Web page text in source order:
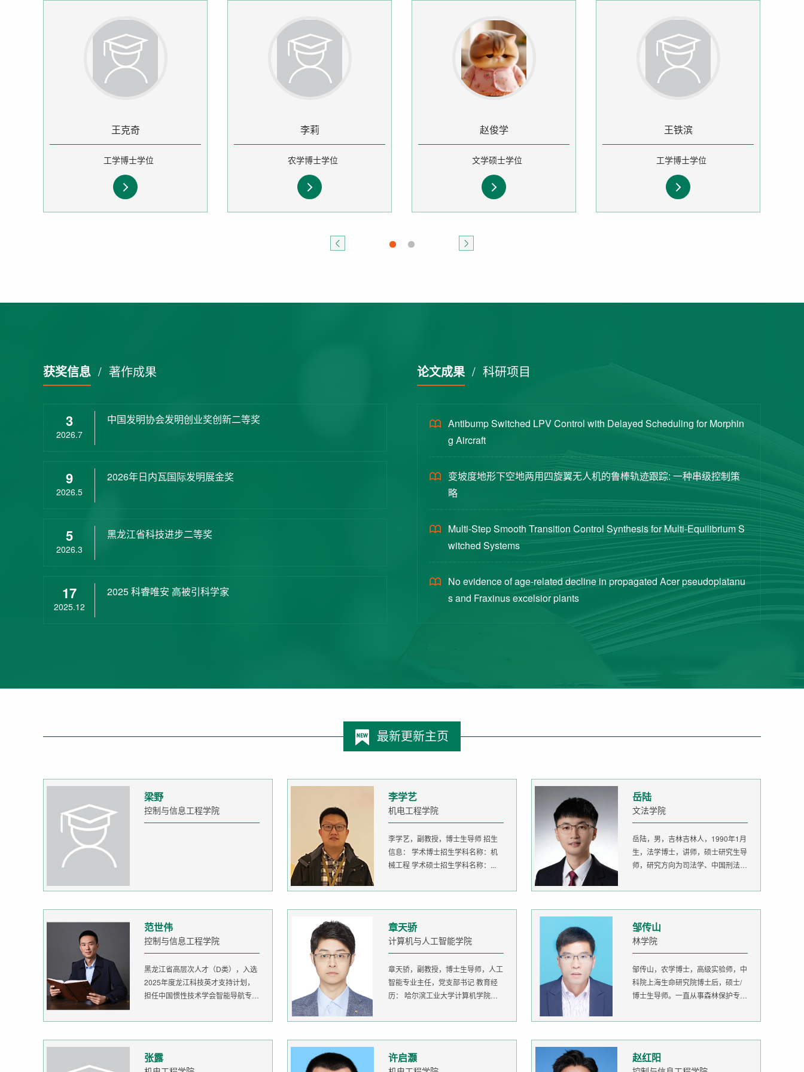
王克奇
工学博士学位
李莉
农学博士学位
赵俊学
文学硕士学位
王铁滨
工学博士学位
获奖信息 / 著作成果
3
2026.7
中国发明协会发明创业奖创新二等奖
9
2026.5
2026年日内瓦国际发明展金奖
5
2026.3
黑龙江省科技进步二等奖
17
2025.12
2025 科睿唯安 高被引科学家
论文成果/ 科研项目
Antibump Switched LPV Control with Delayed Scheduling for Morphin
g Aircraft
变坡度地形下空地两用四旋翼无人机的鲁棒轨迹跟踪: 一种串级控制策
略
Multi-Step Smooth Transition Control Synthesis for Multi-Equilibrium S
witched Systems
No evidence of age-related decline in propagated Acer pseudoplatanu
s and Fraxinus excelsior plants
最新更新主页
梁野
控制与信息工程学院
李学艺
机电工程学院
李学艺，副教授，博士生导师 招生
信息： 学术博士招生学科名称：机
械工程 学术硕士招生学科名称：...
岳陆
文法学院
岳陆，男，吉林吉林人，1990年1月
生，法学博士，讲师，硕士研究生导
师，研究方向为司法学、中国刑法
范世伟
控制与信息工程学院
黑龙江省高层次人才（D类），入选
2025年度龙江科技英才支持计划，
担任中国惯性技术学会智能导航专委
章天骄
计算机与人工智能学院
章天骄，副教授，博士生导师，人工
智能专业主任，党支部书记 教育经
历： 哈尔滨工业大学计算机学院
邹传山
林学院
邹传山，农学博士，高级实验师，中
科院上海生命研究院博士后，硕士/
博士生导师。一直从事森林保护专业
张露 许启灏 赵红阳